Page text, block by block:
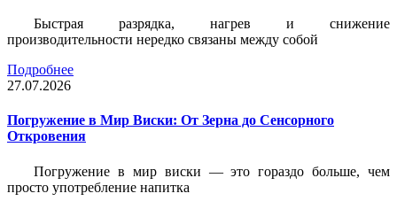
Быстрая разрядка, нагрев и снижение
производительности нередко связаны между собой
Подробнее
27.07.2026
Погружение в Мир Виски: От Зерна до Сенсорного
Откровения
Погружение в мир виски — это гораздо больше, чем
просто употребление напитка